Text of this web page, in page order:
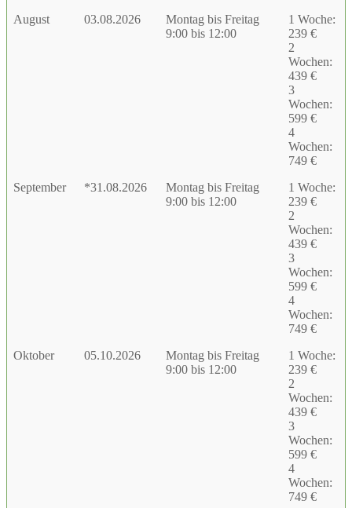
August
03.08.2026
Montag bis Freitag
9:00 bis 12:00
1 Woche:
239 €
2
Wochen:
439 €
3
Wochen:
599 €
4
Wochen:
749 €
September
*31.08.2026
Montag bis Freitag
9:00 bis 12:00
1 Woche:
239 €
2
Wochen:
439 €
3
Wochen:
599 €
4
Wochen:
749 €
Oktober
05.10.2026
Montag bis Freitag
9:00 bis 12:00
1 Woche:
239 €
2
Wochen:
439 €
3
Wochen:
599 €
4
Wochen:
749 €